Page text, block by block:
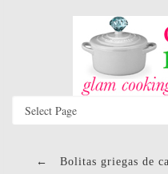
← Bolitas griegas de